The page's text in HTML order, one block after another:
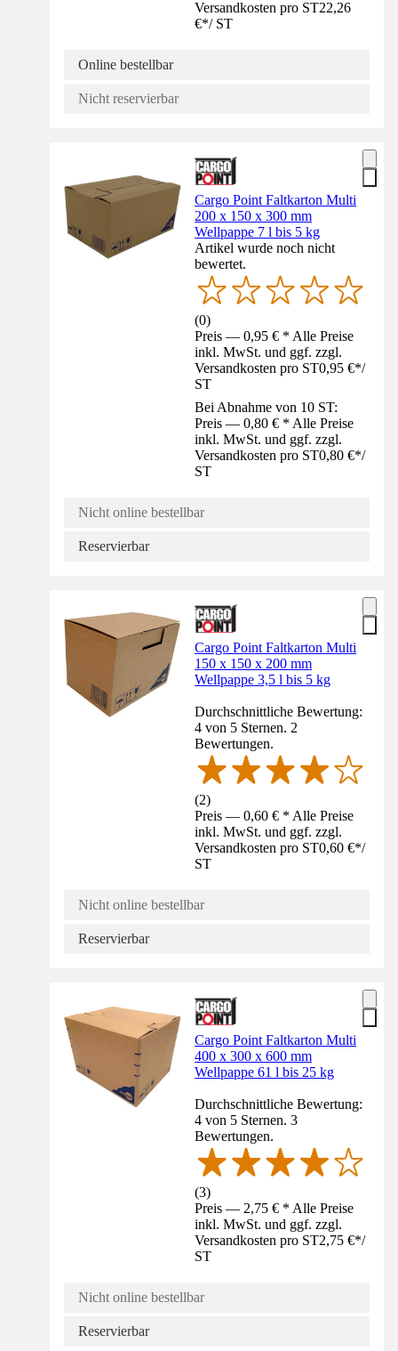
Versandkosten pro ST22,26
€*/ ST
Online bestellbar
Nicht reservierbar
Cargo Point Faltkarton Multi
200 x 150 x 300 mm
Wellpappe 7 l bis 5 kg
Artikel wurde noch nicht
bewertet.
(0)
Preis — 0,95 € * Alle Preise
inkl. MwSt. und ggf. zzgl.
Versandkosten pro ST0,95 €*/
ST
Bei Abnahme von 10 ST:
Preis — 0,80 € * Alle Preise
inkl. MwSt. und ggf. zzgl.
Versandkosten pro ST0,80 €*/
ST
Nicht online bestellbar
Reservierbar
Cargo Point Faltkarton Multi
150 x 150 x 200 mm
Wellpappe 3,5 l bis 5 kg
Durchschnittliche Bewertung:
4 von 5 Sternen. 2
Bewertungen.
(2)
Preis — 0,60 € * Alle Preise
inkl. MwSt. und ggf. zzgl.
Versandkosten pro ST0,60 €*/
ST
Nicht online bestellbar
Reservierbar
Cargo Point Faltkarton Multi
400 x 300 x 600 mm
Wellpappe 61 l bis 25 kg
Durchschnittliche Bewertung:
4 von 5 Sternen. 3
Bewertungen.
(3)
Preis — 2,75 € * Alle Preise
inkl. MwSt. und ggf. zzgl.
Versandkosten pro ST2,75 €*/
ST
Nicht online bestellbar
Reservierbar